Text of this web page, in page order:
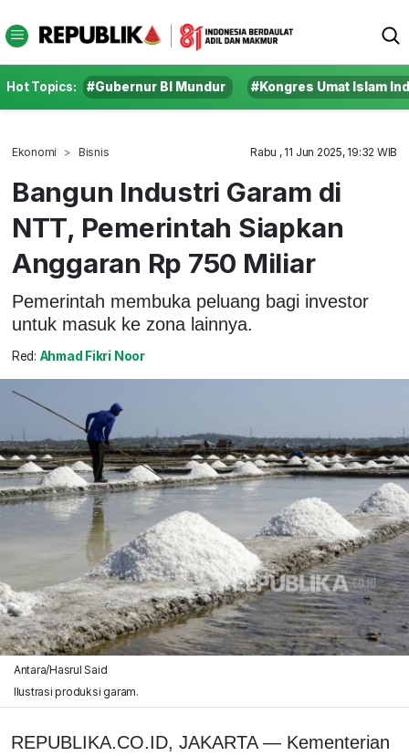
Hot Topics: #Gubernur BI Mundur #Kongres Umat Islam
Ekonomi Bisnis Rabu , 11 Jun 2025, 19:32 WIB
Bangun Industri Garam di
NTT, Pemerintah Siapkan
Anggaran Rp 750 Miliar
Pemerintah membuka peluang bagi investor
untuk masuk ke zona lainnya.
Red: Ahmad Fikri Noor
Antara/Hasrul Said
Ilustrasi produksi garam.
REPUBLIKA.CO.ID, JAKARTA — Kementerian